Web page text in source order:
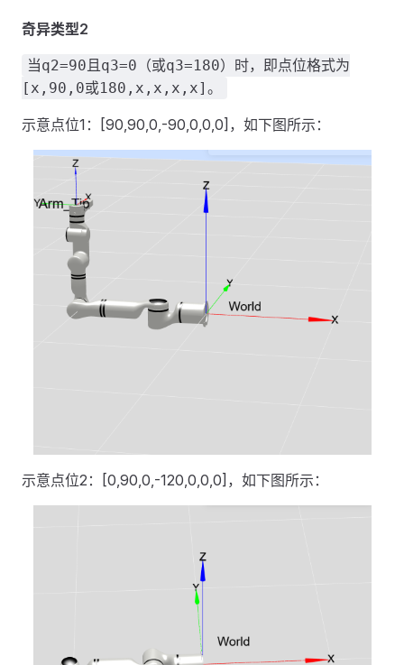
奇异类型2
当q2=90且q3=0（或q3=180）时，即点位格式为
[x,90,0或180,x,x,x,x]。
示意点位1：[90,90,0,-90,0,0,0]，如下图所示：
示意点位2：[0,90,0,-120,0,0,0]，如下图所示：